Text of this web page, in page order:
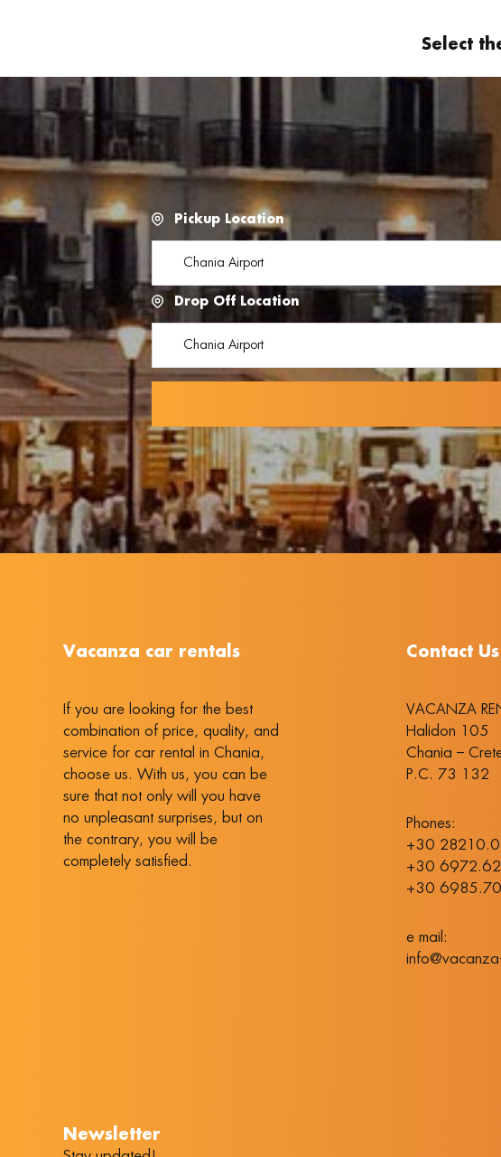
Select
Pickup Location
Drop Off Location
Vacanza car rentals
If you are looking for the best
combination of price, quality, and
service for car rental in Chania,
choose us. With us, you can be
sure that not only will you have
no unpleasant surprises, but on
the contrary, you will be
completely satisfied.
Contact Us
VACANZA
Halidon 105
Chania –
P.C. 73 132
Phones:
+30
+30
+30
e mail:
Νewsletter